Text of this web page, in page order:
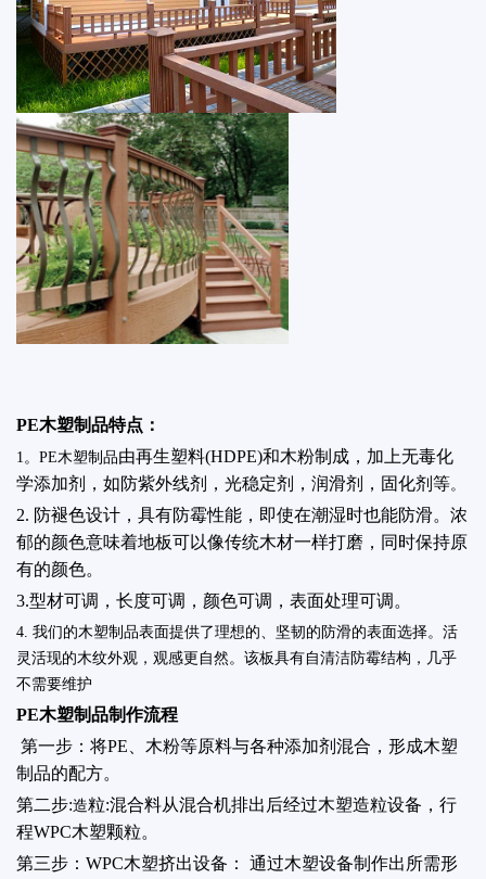
PE木塑制品特点：
1。PE木塑制品由再生塑料(HDPE)和木粉制成，加上无毒化
学添加剂，如防紫外线剂，光稳定剂，润滑剂，固化剂等。
2. 防褪色设计，具有防霉性能，即使在潮湿时也能防滑。浓
郁的颜色意味着地板可以像传统木材一样打磨，同时保持原
有的颜色。
3.型材可调，长度可调，颜色可调，表面处理可调。
4. 我们的木塑制品表面提供了理想的、坚韧的防滑的表面选择。活
灵活现的木纹外观，观感更自然。该板具有自清洁防霉结构，几乎
不需要维护
PE木塑制品制作流程
第一步：将PE、木粉等原料与各种添加剂混合，形成木塑
制品的配方。
第二步:造粒:混合料从混合机排出后经过木塑造粒设备，行
程WPC木塑颗粒。
第三步：WPC木塑挤出设备： 通过木塑设备制作出所需形